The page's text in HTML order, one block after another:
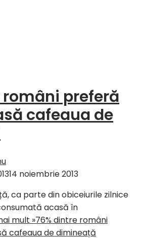
români preferă
cafeaua de
14 noiembrie 2013
ca parte din obiceiurile zilnice
acasă în
mult »76% dintre români
cafeaua de dimineață